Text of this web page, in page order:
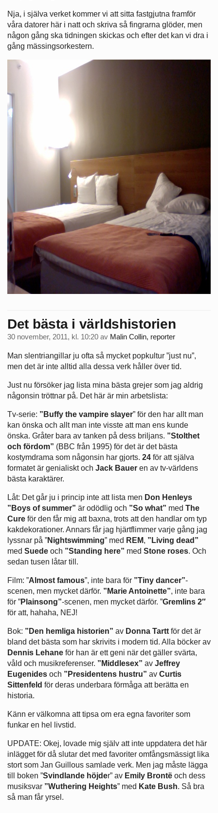
Nja, i själva verket kommer vi att sitta fastgjutna framför
våra datorer här i natt och skriva så fingrarna glöder, men
någon gång ska tidningen skickas och efter det kan vi dra i
gång mässingsorkestern.
Det bästa i världshistorien
30 november, 2011, kl. 10:20 av Malin Collin, reporter
Man slentriangillar ju ofta så mycket popkultur ”just nu”,
men det är inte alltid alla dessa verk håller över tid.
Just nu försöker jag lista mina bästa grejer som jag aldrig
någonsin tröttnar på. Det här är min arbetslista:
Tv-serie: ”Buffy the vampire slayer” för den har allt man
kan önska och allt man inte visste att man ens kunde
önska. Gråter bara av tanken på dess briljans. ”Stolthet
och fördom” (BBC från 1995) för det är det bästa
kostymdrama som någonsin har gjorts. 24 för att själva
formatet är genialiskt och Jack Bauer en av tv-världens
bästa karaktärer.
Låt: Det går ju i princip inte att lista men Don Henleys
”Boys of summer” är odödlig och ”So what” med The
Cure för den får mig att baxna, trots att den handlar om typ
kakdekorationer. Annars får jag hjärtflimmer varje gång jag
lyssnar på ”Nightswimming” med REM, ”Living dead”
med Suede och ”Standing here” med Stone roses. Och
sedan tusen låtar till.
Film: ”Almost famous”, inte bara för ”Tiny dancer”-
scenen, men mycket därför. ”Marie Antoinette”, inte bara
för ”Plainsong”-scenen, men mycket därför. ”Gremlins 2″
för att, hahaha, NEJ!
Bok: ”Den hemliga historien” av Donna Tartt för det är
bland det bästa som har skrivits i modern tid. Alla böcker av
Dennis Lehane för han är ett geni när det gäller svärta,
våld och musikreferenser. ”Middlesex” av Jeffrey
Eugenides och ”Presidentens hustru” av Curtis
Sittenfeld för deras underbara förmåga att berätta en
historia.
Känn er välkomna att tipsa om era egna favoriter som
funkar en hel livstid.
UPDATE: Okej, lovade mig själv att inte uppdatera det här
inlägget för då slutar det med favoriter omfångsmässigt lika
stort som Jan Guillous samlade verk. Men jag måste lägga
till boken ”Svindlande höjder” av Emily Brontë och dess
musiksvar ”Wuthering Heights” med Kate Bush. Så bra
så man får yrsel.